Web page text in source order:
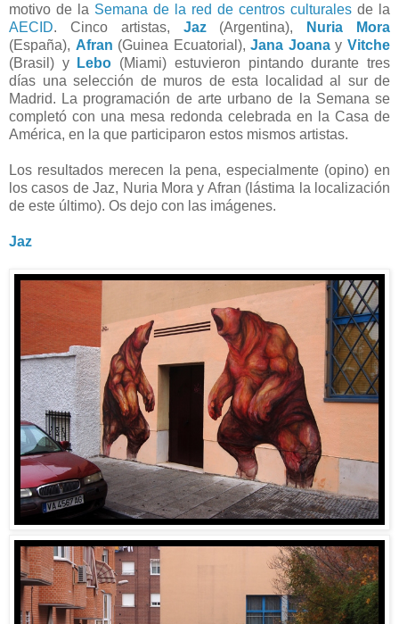
motivo de la Semana de la red de centros culturales de la
AECID. Cinco artistas, Jaz(Argentina),
Nuria Mora
(España), Afran (Guinea Ecuatorial), Jana JoanayVitche
(Brasil) y
Lebo (Miami) estuvieron pintando durante tres
días una selección de muros de esta localidad al sur de
Madrid. La programación de arte urbano de la Semana se
completó con una mesa redonda celebrada en la Casa de
América, en la que participaron estos mismos artistas.
Los resultados merecen la pena, especialmente (opino) en
los casos de Jaz, Nuria Mora y Afran (lástima la localización
de este último). Os dejo con las imágenes.
Jaz